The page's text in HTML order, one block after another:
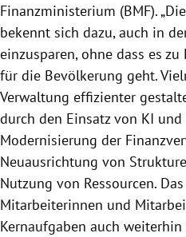
Finanzministerium (BMF).
bekennt sich dazu, auch in
einzusparen, ohne dass es
für die Bevölkerung geht.
Verwaltung effizienter
durch den Einsatz von KI
Modernisierung der
Neuausrichtung von
Nutzung von Ressourcen.
Mitarbeiterinnen und
Kernaufgaben auch